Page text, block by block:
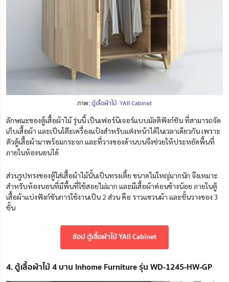
ภาพ:ตู้เสื้อผ้าไม้ YAII Cabinet
ลักษณะของตู้เสื้อผ้าไม้ รุ่นนี้ เป็นเฟอร์นิเจอร์แบบมัลติฟังก์ชัน ที่สามารถจัด
เก็บเสื้อผ้า และเป็นโต๊ะเครื่องแป้งสำหรับแต่งหน้าได้ในเวลาเดียวกัน เพราะ
ตัวตู้เสื้อผ้ามาพร้อมกระจก และที่วางของด้านบนจึงช่วยให้ประหยัดพื้นที่
ภายในห้องนอนได้
ส่วนรูปทรงของตู้ใส่เสื้อผ้าไม้นั้นเป็นทรงเตี้ย ขนาดไม่ใหญ่มากนัก จึงเหมาะ
สำหรับห้องนอนที่มีพื้นที่ใช้สอยไม่มาก และมีเสื้อผ้าค่อนข้างน้อย ภายในตู้
เสื้อผ้าแบ่งฟังก์ชันการใช้งานเป็น 2 ส่วน คือ ราวแขวนผ้า และชั้นวางของ 3
ชั้น
ช้อป ตู้เสื้อผ้าไม้ YAII Cabinet
4. ตู้เสื้อผ้าไม้ 4 บาน Inhome Furniture รุ่น WD-1245-HW-GP